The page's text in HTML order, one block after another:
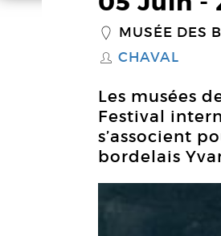
_ MUSÉE DES
S CHAVAL
Les musées
Festival
s’associent
bordelais